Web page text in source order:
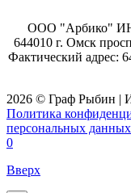
ООО "Арбико"
644010 г. Омск
Фактический адрес:
2026 © Граф Рыбин |
Политика
персональных данных
0
Вверх